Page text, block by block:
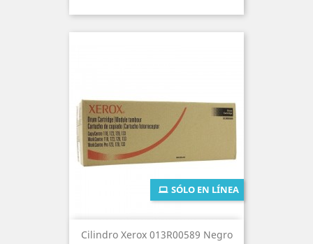
Cilindro Xerox 013R00589 Negro
SÓLO EN LÍNEA